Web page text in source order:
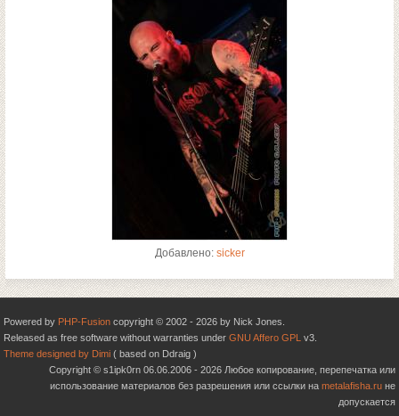
Добавлено: sicker
Powered by PHP-Fusion copyright © 2002 - 2026 by Nick Jones.
Released as free software without warranties under GNU Affero GPL v3.
Theme designed by Dimi ( based on Ddraig )
Copyright © s1ipk0rn 06.06.2006 - 2026 Любое копирование, перепечатка или
использование материалов без разрешения или ссылки на metalafisha.ru не
допускается